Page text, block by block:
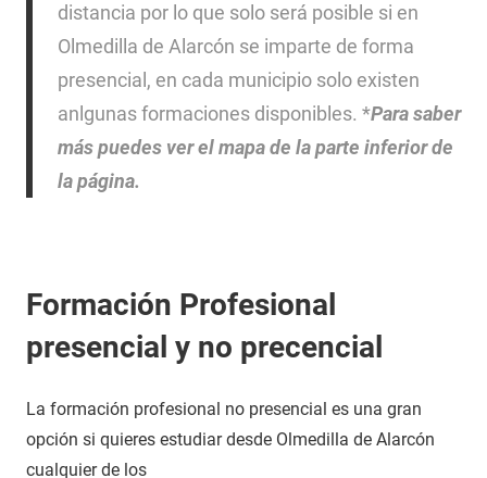
distancia por lo que solo será posible si en
Olmedilla de Alarcón se imparte de forma
presencial, en cada municipio solo existen
anlgunas formaciones disponibles. *Para saber
más puedes ver el mapa de la parte inferior de
la página.
Formación Profesional
presencial y no precencial
La formación profesional no presencial es una gran
opción si quieres estudiar desde Olmedilla de Alarcón
cualquier de los